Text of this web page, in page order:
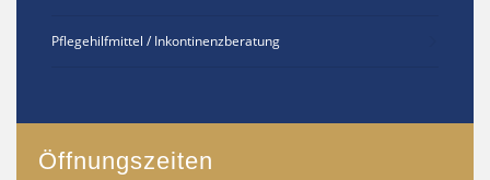
Pflegehilfmittel / Inkontinenzberatung
Öffnungszeiten